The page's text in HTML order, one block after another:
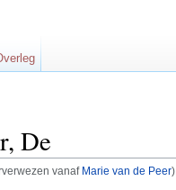
De
vanaf Marie van de Peer)